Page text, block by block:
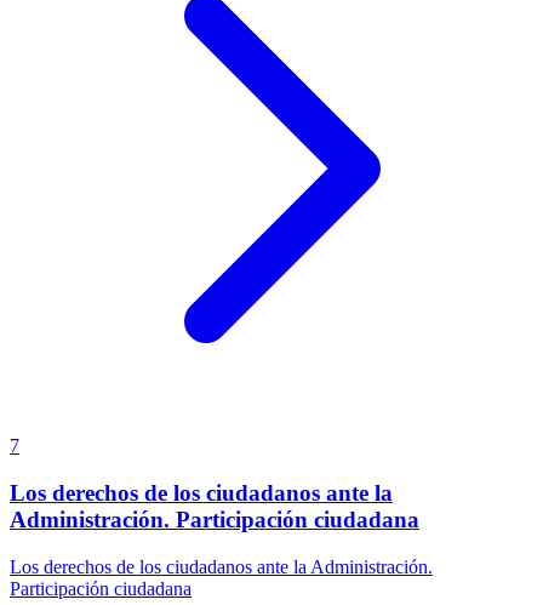
7
Los derechos de los ciudadanos ante la
Administración. Participación ciudadana
Los derechos de los ciudadanos ante la Administración.
Participación ciudadana